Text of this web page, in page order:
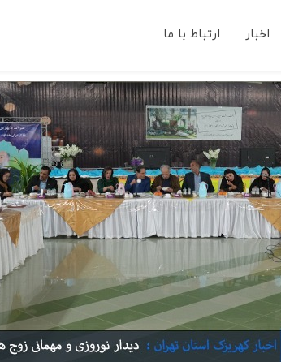
اخبار ارتباط با ما